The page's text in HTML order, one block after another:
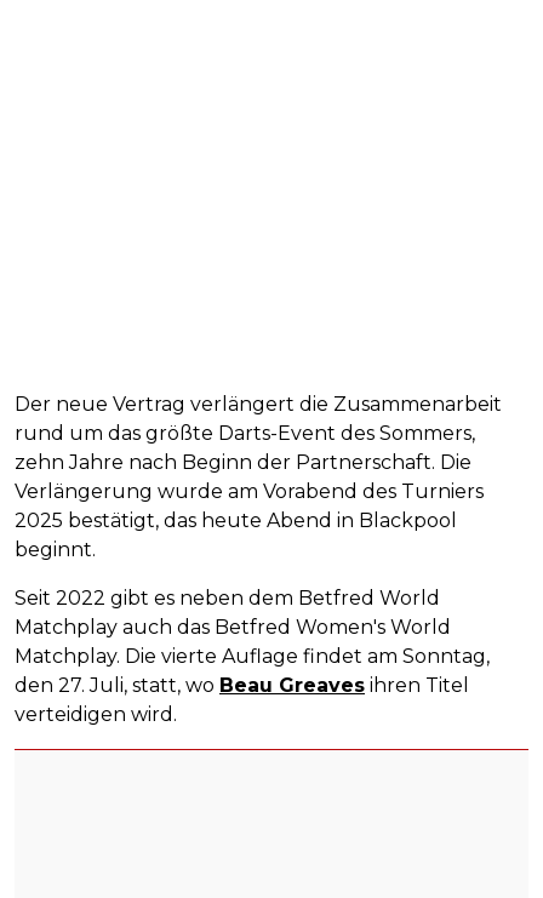
Der neue Vertrag verlängert die Zusammenarbeit
rund um das größte Darts-Event des Sommers,
zehn Jahre nach Beginn der Partnerschaft. Die
Verlängerung wurde am Vorabend des Turniers
2025 bestätigt, das heute Abend in Blackpool
beginnt.
Seit 2022 gibt es neben dem Betfred World
Matchplay auch das Betfred Women's World
Matchplay. Die vierte Auflage findet am Sonntag,
den 27. Juli, statt, wo Beau Greaves ihren Titel
verteidigen wird.